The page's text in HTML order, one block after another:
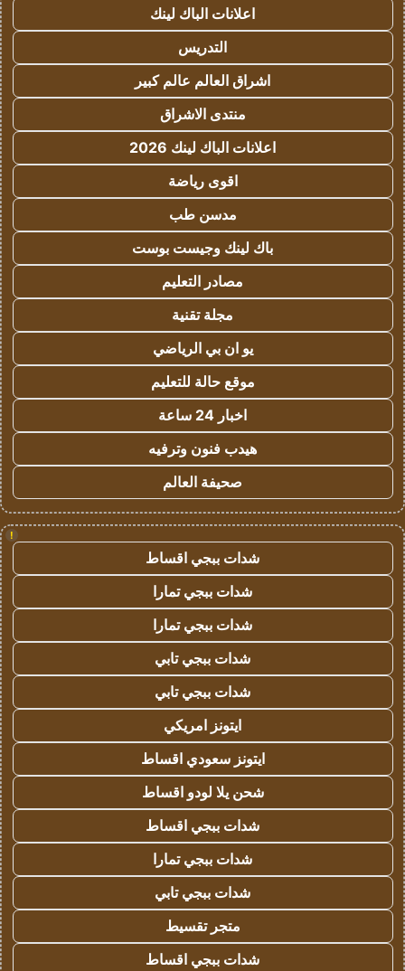
اعلانات الباك لينك
التدريس
اشراق العالم عالم كبير
منتدى الاشراق
اعلانات الباك لينك 2026
اقوى رياضة
مدسن طب
باك لينك وجيست بوست
مصادر التعليم
مجلة تقنية
يو ان بي الرياضي
موقع حالة للتعليم
اخبار 24 ساعة
هيدب فنون وترفيه
صحيفة العالم
!
شدات ببجي اقساط
شدات ببجي تمارا
شدات ببجي تمارا
شدات ببجي تابي
شدات ببجي تابي
ايتونز امريكي
ايتونز سعودي اقساط
شحن يلا لودو اقساط
شدات ببجي اقساط
شدات ببجي تمارا
شدات ببجي تابي
متجر تقسيط
شدات ببجي اقساط